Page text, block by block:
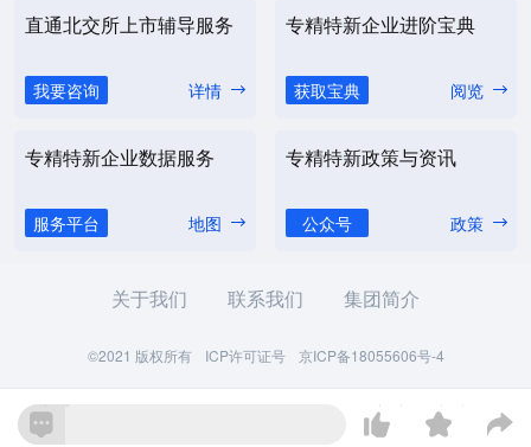
直通北交所上市辅导服务
我要咨询 详情
专精特新企业进阶宝典
获取宝典 阅览
专精特新企业数据服务
服务平台 地图
专精特新政策与资讯
公众号 政策
关于我们 联系我们 集团简介
©2021 版权所有 ICP许可证号 京ICP备18055606号-4